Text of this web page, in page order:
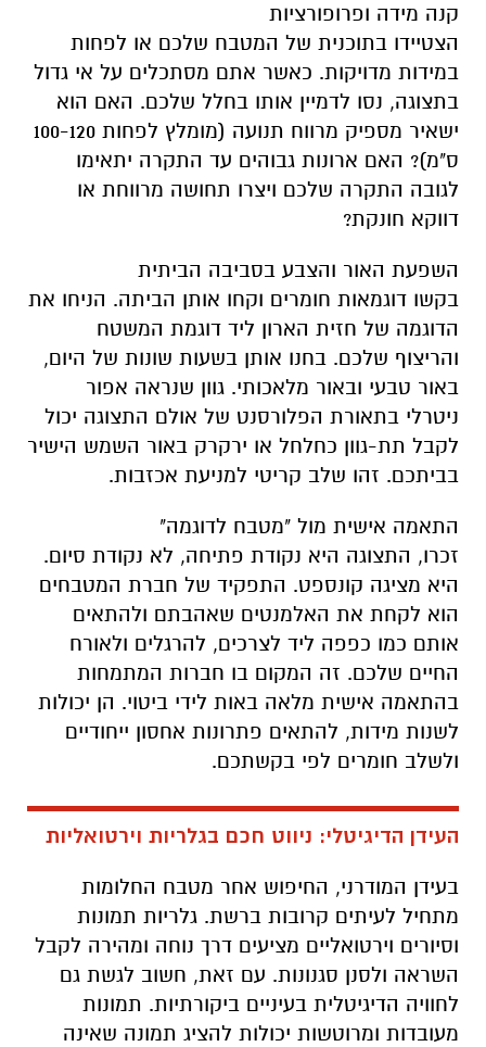
קנה מידה ופרופורציות
הצטיידו בתוכנית של המטבח שלכם או לפחות
במידות מדויקות. כאשר אתם מסתכלים על אי גדול
בתצוגה, נסו לדמיין אותו בחלל שלכם. האם הוא
ישאיר מספיק מרווח תנועה (מומלץ לפחות 100-120
ס"מ)? האם ארונות גבוהים עד התקרה יתאימו
לגובה התקרה שלכם ויצרו תחושה מרווחת או
דווקא חונקת?
השפעת האור והצבע בסביבה הביתית
בקשו דוגמאות חומרים וקחו אותן הביתה. הניחו את
הדוגמה של חזית הארון ליד דוגמת המשטח
והריצוף שלכם. בחנו אותן בשעות שונות של היום,
באור טבעי ובאור מלאכותי. גוון שנראה אפור
ניטרלי בתאורת הפלורסנט של אולם התצוגה יכול
לקבל תת-גוון כחלחל או ירקרק באור השמש הישיר
בביתכם. זהו שלב קריטי למניעת אכזבות.
התאמה אישית מול "מטבח לדוגמה"
זכרו, התצוגה היא נקודת פתיחה, לא נקודת סיום.
היא מציגה קונספט. התפקיד של חברת המטבחים
הוא לקחת את האלמנטים שאהבתם ולהתאים
אותם כמו כפפה ליד לצרכים, להרגלים ולאורח
החיים שלכם. זה המקום בו חברות המתמחות
בהתאמה אישית מלאה באות לידי ביטוי. הן יכולות
לשנות מידות, להתאים פתרונות אחסון ייחודיים
ולשלב חומרים לפי בקשתכם.
העידן הדיגיטלי: ניווט חכם בגלריות וירטואליות
בעידן המודרני, החיפוש אחר מטבח החלומות
מתחיל לעיתים קרובות ברשת. גלריות תמונות
וסיורים וירטואליים מציעים דרך נוחה ומהירה לקבל
השראה ולסנן סגנונות. עם זאת, חשוב לגשת גם
לחוויה הדיגיטלית בעיניים ביקורתיות. תמונות
מעובדות ומרוטשות יכולות להציג תמונה שאינה